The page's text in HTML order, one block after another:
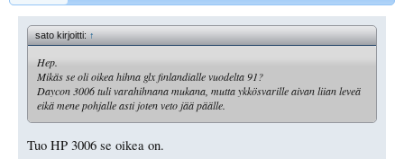
sato kirjoitti:↑
Hep.
Mikäs se oli oikea hihna glx finlandialle vuodelta 91?
Daycon 3006 tuli varahihnana mukana, mutta ykkösvarille aivan liian leveä
eikä mene pohjalle asti joten veto jää päälle.
Tuo HP 3006 se oikea on.